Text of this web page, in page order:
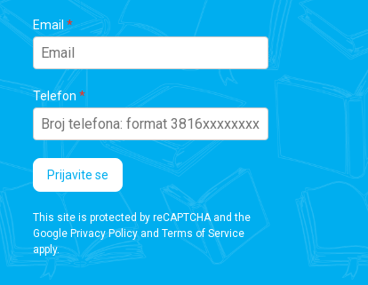
Email
Telefon
Prijavite se
This site is protected by reCAPTCHA and the
Google Privacy Policyand Terms of Service
apply.